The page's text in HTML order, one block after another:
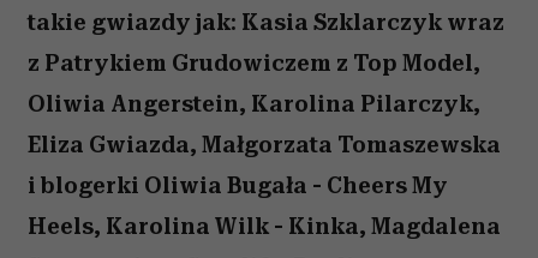
takie gwiazdy jak: Kasia Szklarczyk wraz
z Patrykiem Grudowiczem z Top Model,
Oliwia Angerstein, Karolina Pilarczyk,
Eliza Gwiazda, Małgorzata Tomaszewska
i blogerki Oliwia Bugała - Cheers My
Heels, Karolina Wilk - Kinka, Magdalena